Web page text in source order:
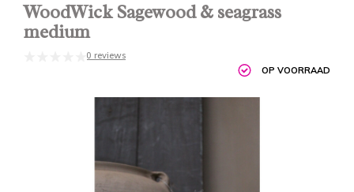
WoodWick Sagewood & seagrass
medium
0 reviews
OP VOORRAAD